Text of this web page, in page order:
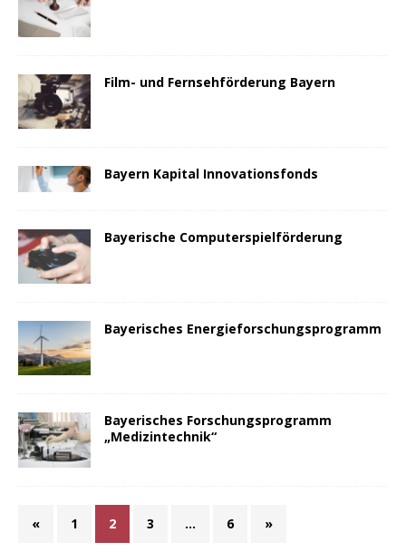
Film- und Fernsehförderung Bayern
Bayern Kapital Innovationsfonds
Bayerische Computerspielförderung
Bayerisches Energieforschungsprogramm
Bayerisches Forschungsprogramm
„Medizintechnik“
« 1 2 3 … 6 »